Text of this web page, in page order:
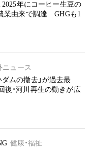
2025年にコーヒー生豆の
業由来で調達 GHGも1
ニュース
ダムの撤去」が過去最
・河川再生の動きが広
健康・福祉